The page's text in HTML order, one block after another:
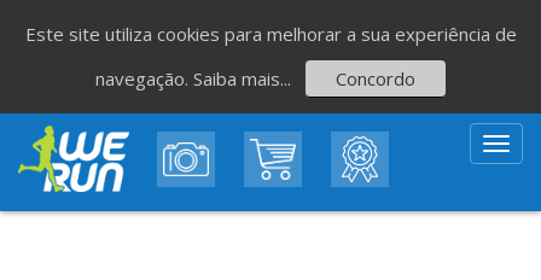
Este site utiliza cookies para melhorar a sua experiência de
navegação. Saiba mais... Concordo